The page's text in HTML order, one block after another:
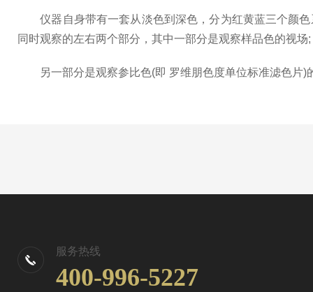
仪器自身带有一套从淡色到深色，分为红黄蓝三个颜色
同时观察的左右两个部分，其中一部分是观察样品色的视场;
另一部分是观察参比色(即 罗维朋色度单位标准滤色片)
服务热线
400-996-5227